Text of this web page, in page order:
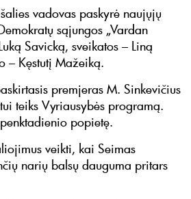
vadovas paskyrė naujųjų
sąjungos „Vardan
Savicką, sveikatos – Liną
– Kęstutį Mažeiką.
premjeras M. Sinkevičius
teiks Vyriausybės programą.
popietę.
veikti, kai Seimas
narių balsų dauguma pritars